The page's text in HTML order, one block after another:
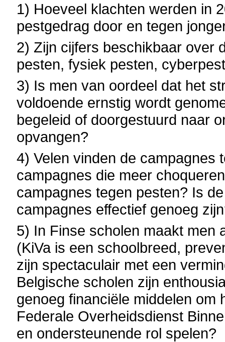
1) Hoeveel klachten werden in
pestgedrag door en tegen
2) Zijn cijfers beschikbaar over
pesten, fysiek pesten,
3) Is men van oordeel dat het
voldoende ernstig wordt
begeleid of doorgestuurd naar
opvangen?
4) Velen vinden de campagnes
campagnes die meer
campagnes tegen pesten? Is
campagnes effectief genoeg
5) In Finse scholen maakt men
(KiVa is een schoolbreed,
zijn spectaculair met een
Belgische scholen zijn
genoeg financiële middelen om
Federale Overheidsdienst
en ondersteunende rol spelen?